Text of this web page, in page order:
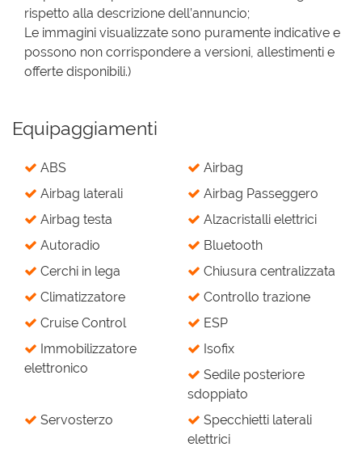
rispetto alla descrizione dell’annuncio;
Le immagini visualizzate sono puramente indicative e
possono non corrispondere a versioni, allestimenti e
offerte disponibili.)
Equipaggiamenti
ABS
Airbag
Airbag laterali
Airbag Passeggero
Airbag testa
Alzacristalli elettrici
Autoradio
Bluetooth
Cerchi in lega
Chiusura centralizzata
Climatizzatore
Controllo trazione
Cruise Control
ESP
Immobilizzatore
elettronico
Isofix
Sedile posteriore
sdoppiato
Servosterzo
Specchietti laterali
elettrici